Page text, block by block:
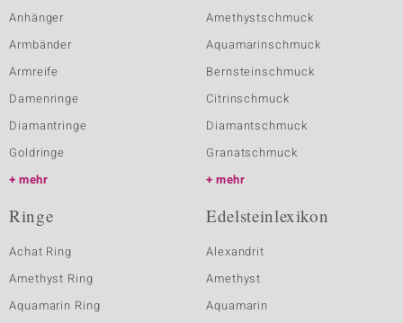
Anhänger
Armbänder
Armreife
Damenringe
Diamantringe
Goldringe
mehr
Amethystschmuck
Aquamarinschmuck
Bernsteinschmuck
Citrinschmuck
Diamantschmuck
Granatschmuck
mehr
Ringe
Achat Ring
Amethyst Ring
Aquamarin Ring
Edelsteinlexikon
Alexandrit
Amethyst
Aquamarin